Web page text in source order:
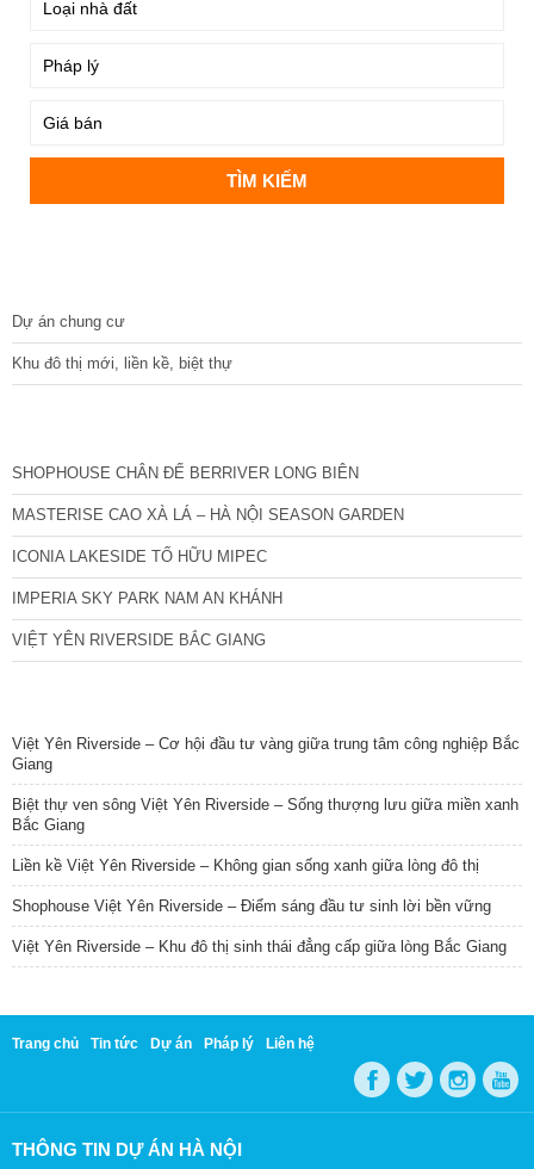
Dự án chung cư
Khu đô thị mới, liền kề, biệt thự
SHOPHOUSE CHÂN ĐẾ BERRIVER LONG BIÊN
MASTERISE CAO XÀ LÁ – HÀ NỘI SEASON GARDEN
ICONIA LAKESIDE TỐ HỮU MIPEC
IMPERIA SKY PARK NAM AN KHÁNH
VIỆT YÊN RIVERSIDE BẮC GIANG
Việt Yên Riverside – Cơ hội đầu tư vàng giữa trung tâm công nghiệp Bắc
Giang
Biệt thự ven sông Việt Yên Riverside – Sống thượng lưu giữa miền xanh
Bắc Giang
Liền kề Việt Yên Riverside – Không gian sống xanh giữa lòng đô thị
Shophouse Việt Yên Riverside – Điểm sáng đầu tư sinh lời bền vững
Việt Yên Riverside – Khu đô thị sinh thái đẳng cấp giữa lòng Bắc Giang
Trang chủ Tin tức Dự án Pháp lý Liên hệ
THÔNG TIN DỰ ÁN HÀ NỘI